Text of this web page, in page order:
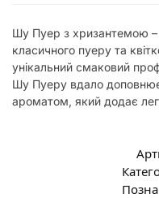
Шу Пуер з хризантемою –
класичного пуеру та
унікальний смаковий
Шу Пуеру вдало
ароматом, який додає